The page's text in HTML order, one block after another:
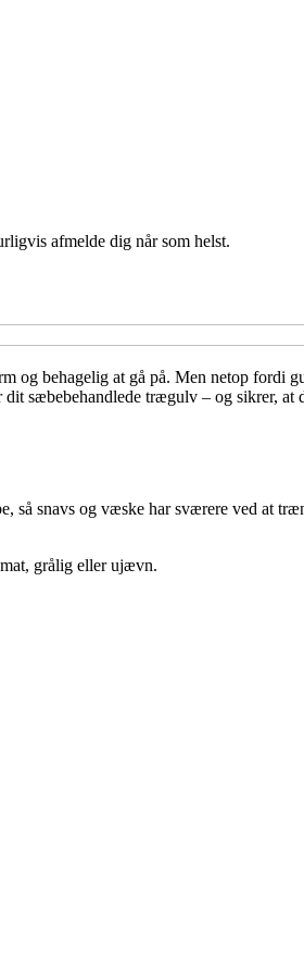
afmelde dig når som helst.
behagelig at gå på. Men netop fordi
sæbebehandlede trægulv – og sikrer, at
så snavs og væske har sværere ved at
grålig eller ujævn.